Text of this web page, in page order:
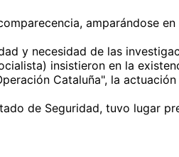
amparándose
y necesidad de las
insistieron en la
Cataluña", la
de Seguridad, tuvo lugar